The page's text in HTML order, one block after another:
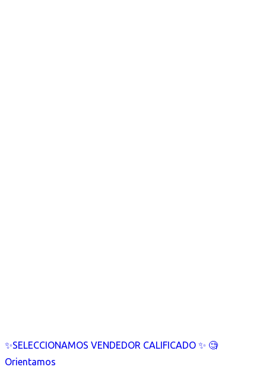
✨SELECCIONAMOS VENDEDOR CALIFICADO ✨ 🧐
Orientamos